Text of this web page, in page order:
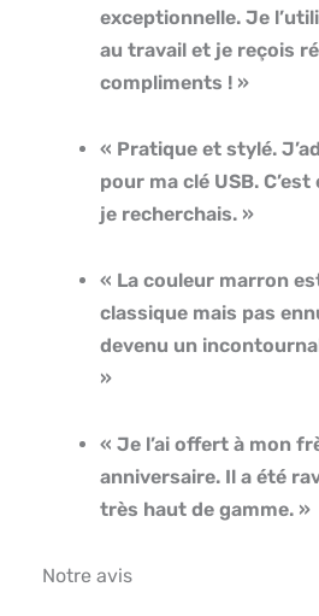
exceptionnelle. Je
au travail et je reçois
compliments ! »
« Pratique et stylé.
pour ma clé USB.
je recherchais. »
« La couleur marron
classique mais pas
devenu un
»
« Je l’ai offert à mon
anniversaire. Il a été
très haut de gamme. »
Notre avis